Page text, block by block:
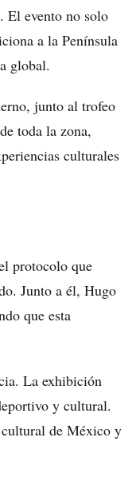
El evento no solo
a la Península
global.
junto al trofeo
toda la zona,
culturales
protocolo que
Junto a él, Hugo
que esta
La exhibición
y cultural.
cultural de México y